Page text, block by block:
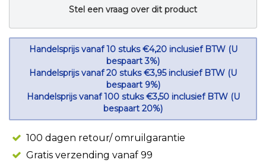
Stel een vraag over dit product
Handelsprijs vanaf 10 stuks €4,20 inclusief BTW (U
bespaart 3%)
Handelsprijs vanaf 20 stuks €3,95 inclusief BTW (U
bespaart 9%)
Handelsprijs vanaf 100 stuks €3,50 inclusief BTW (U
bespaart 20%)
100 dagen retour/ omruilgarantie
Gratis verzending vanaf 99